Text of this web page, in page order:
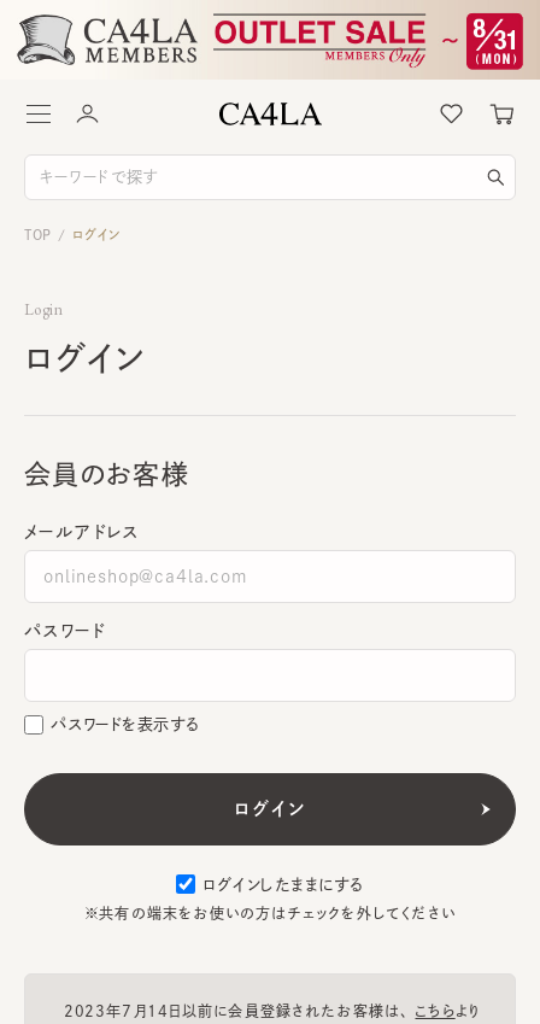
TOP / ログイン
Login
ログイン
会員のお客様
メールアドレス
パスワード
パスワードを表示する
ログインしたままにする
※共有の端末をお使いの方はチェックを外してください
2023年7月14日以前に会員登録されたお客様は、 こちらより